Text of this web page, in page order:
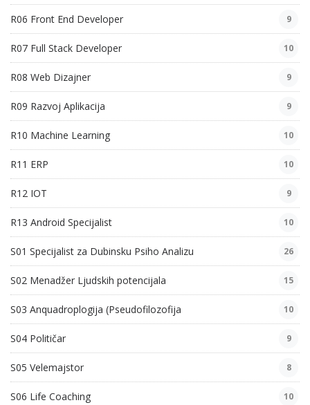
R06 Front End Developer 9
R07 Full Stack Developer 10
R08 Web Dizajner 9
R09 Razvoj Aplikacija 9
R10 Machine Learning 10
R11 ERP 10
R12 IOT 9
R13 Android Specijalist 10
S01 Specijalist za Dubinsku Psiho Analizu 26
S02 Menadžer Ljudskih potencijala 15
S03 Anquadroplogija (Pseudofilozofija 10
S04 Političar 9
S05 Velemajstor 8
S06 Life Coaching 10